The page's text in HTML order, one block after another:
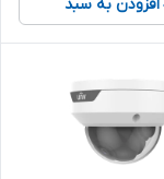
افزودن به سبد